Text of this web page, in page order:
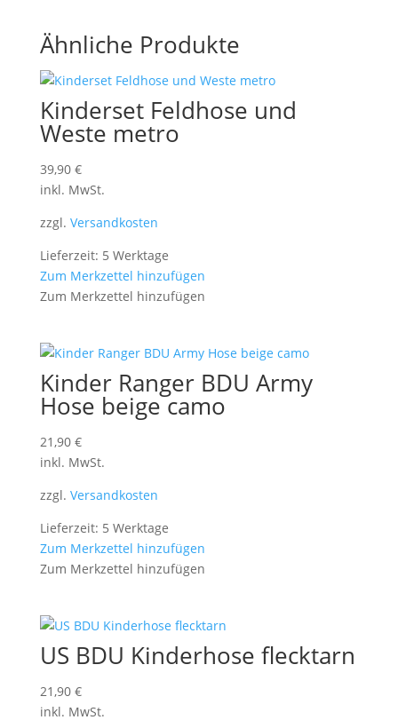
Ähnliche Produkte
Kinderset Feldhose und
Weste metro
39,90 €
inkl. MwSt.
zzgl. Versandkosten
Lieferzeit: 5 Werktage
Zum Merkzettel hinzufügen
Zum Merkzettel hinzufügen
Kinder Ranger BDU Army
Hose beige camo
21,90 €
inkl. MwSt.
zzgl. Versandkosten
Lieferzeit: 5 Werktage
Zum Merkzettel hinzufügen
Zum Merkzettel hinzufügen
US BDU Kinderhose flecktarn
21,90 €
inkl. MwSt.